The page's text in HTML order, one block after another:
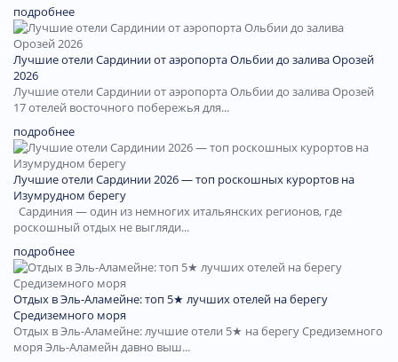
подробнее
Лучшие отели Сардинии от аэропорта Ольбии до залива Орозей
2026
Лучшие отели Сардинии от аэропорта Ольбии до залива Орозей
17 отелей восточного побережья для...
подробнее
Лучшие отели Сардинии 2026 — топ роскошных курортов на
Изумрудном берегу
Сардиния — один из немногих итальянских регионов, где
роскошный отдых не выгляди...
подробнее
Отдых в Эль-Аламейне: топ 5★ лучших отелей на берегу
Средиземного моря
Отдых в Эль-Аламейне: лучшие отели 5★ на берегу Средиземного
моря Эль-Аламейн давно выш...